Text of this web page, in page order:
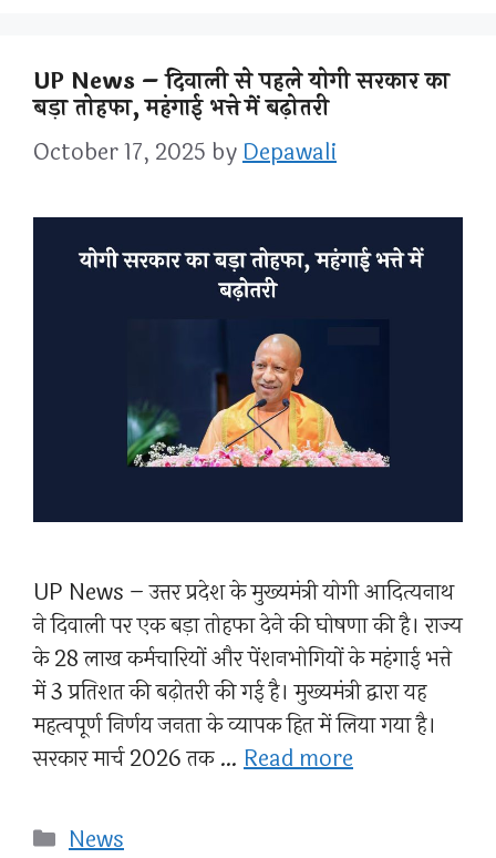
UP News – दिवाली से पहले योगी सरकार का
बड़ा तोहफा, महंगाई भत्ते में बढ़ोतरी
October 17, 2025 byDepawali
UP News – उत्तर प्रदेश के मुख्यमंत्री योगी आदित्यनाथ
ने दिवाली पर एक बड़ा तोहफा देने की घोषणा की है। राज्य
के 28 लाख कर्मचारियों और पेंशनभोगियों के महंगाई भत्ते
में 3 प्रतिशत की बढ़ोतरी की गई है। मुख्यमंत्री द्वारा यह
महत्वपूर्ण निर्णय जनता के व्यापक हित में लिया गया है।
सरकार मार्च 2026 तक … Read more
Categories
News